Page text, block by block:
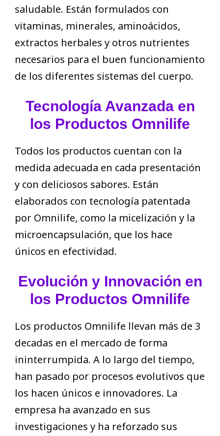
saludable. Están formulados con
vitaminas, minerales, aminoácidos,
extractos herbales y otros nutrientes
necesarios para el buen funcionamiento
de los diferentes sistemas del cuerpo.
Tecnología Avanzada en
los Productos Omnilife
Todos los productos cuentan con la
medida adecuada en cada presentación
y con deliciosos sabores. Están
elaborados con tecnología patentada
por Omnilife, como la micelización y la
microencapsulación, que los hace
únicos en efectividad.
Evolución y Innovación en
los Productos Omnilife
Los productos Omnilife llevan más de 3
decadas en el mercado de forma
ininterrumpida. A lo largo del tiempo,
han pasado por procesos evolutivos que
los hacen únicos e innovadores. La
empresa ha avanzado en sus
investigaciones y ha reforzado sus